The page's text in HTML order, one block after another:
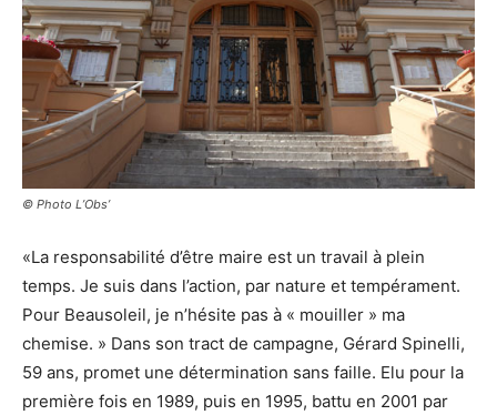
© Photo L’Obs’
«La responsabilité d’être maire est un travail à plein
temps. Je suis dans l’action, par nature et tempérament.
Pour Beausoleil, je n’hésite pas à « mouiller » ma
chemise. » Dans son tract de campagne, Gérard Spinelli,
59 ans, promet une détermination sans faille. Elu pour la
première fois en 1989, puis en 1995, battu en 2001 par